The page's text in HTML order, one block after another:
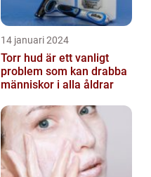
14 januari 2024
Torr hud är ett vanligt
problem som kan drabba
människor i alla åldrar